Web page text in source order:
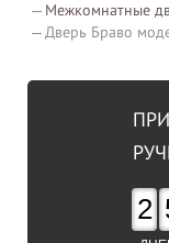
Межкомнатные
Дверь Браво
2